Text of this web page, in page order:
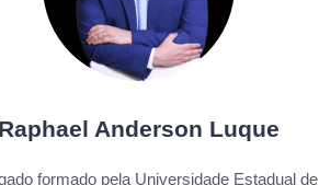
Raphael Anderson Luque
formado pela Universidade Estadual de